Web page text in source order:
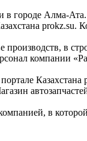
городе Алма-
prokz.su.
в
компании
в